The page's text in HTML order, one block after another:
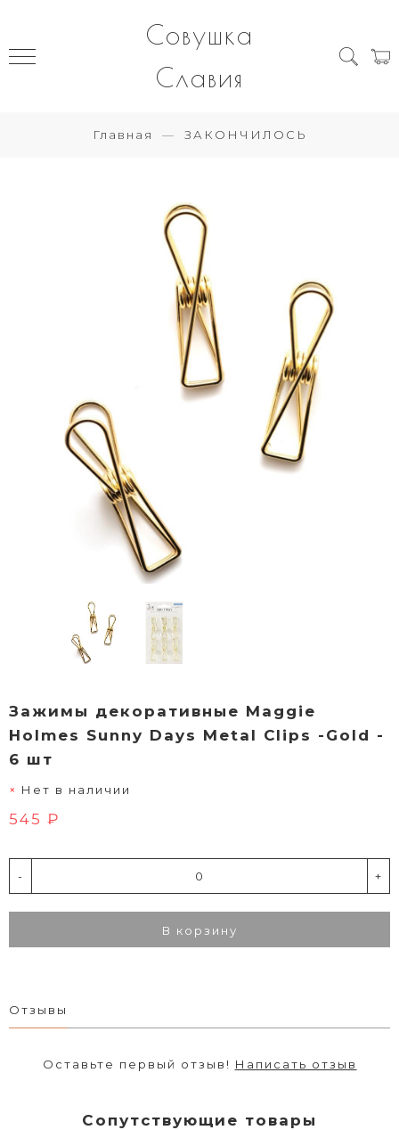
Совушка
Славия
Главная ЗАКОНЧИЛОСЬ
Зажимы декоративные Maggie
Holmes Sunny Days Metal Clips -Gold -
6 шт
Нет в наличии
545 ₽
- +
В корзину
Отзывы
Оставьте первый отзыв! Написать отзыв
Сопутствующие товары